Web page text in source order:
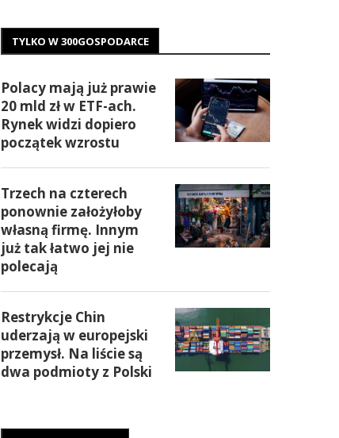
TYLKO W 300GOSPODARCE
Polacy mają już prawie
20 mld zł w ETF-ach.
Rynek widzi dopiero
początek wzrostu
Trzech na czterech
ponownie założyłoby
własną firmę. Innym
już tak łatwo jej nie
polecają
Restrykcje Chin
uderzają w europejski
przemysł. Na liście są
dwa podmioty z Polski